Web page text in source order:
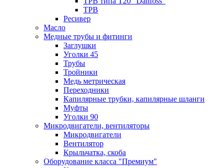
ТРВ
Ресивер
Масло
Медные трубы и фитинги
Заглушки
Уголки 45
Трубы
Тройники
Медь метрическая
Переходники
Капилярные трубки, капилярные шланги
Муфты
Уголки 90
Микродвигатели, вентиляторы
Микродвигатели
Вентилятор
Крыльчатка, скоба
Оборудование класса "Премиум"